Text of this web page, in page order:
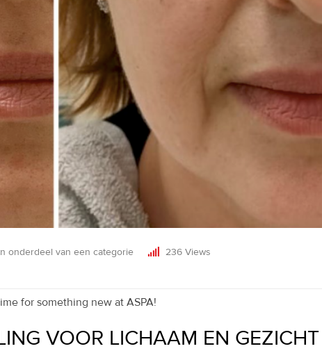
onderdeel van een categorie 236 Views
for something new at ASPA!
VOOR LICHAAM EN GEZICHT